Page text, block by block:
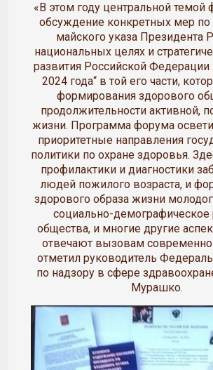
«В этом году центральной темой
обсуждение конкретных мер по
майского указа Президента
национальных целях и
развития Российской Федерации
2024 года“ в той его части,
формирования здорового
продолжительности активной,
жизни. Программа форума
приоритетные направления
политики по охране здоровья.
профилактики и диагностики
людей пожилого возраста, и
здорового образа жизни
социально-демографическое
общества, и многие другие
отвечают вызовам
отметил руководитель
по надзору в сфере
Мурашко.